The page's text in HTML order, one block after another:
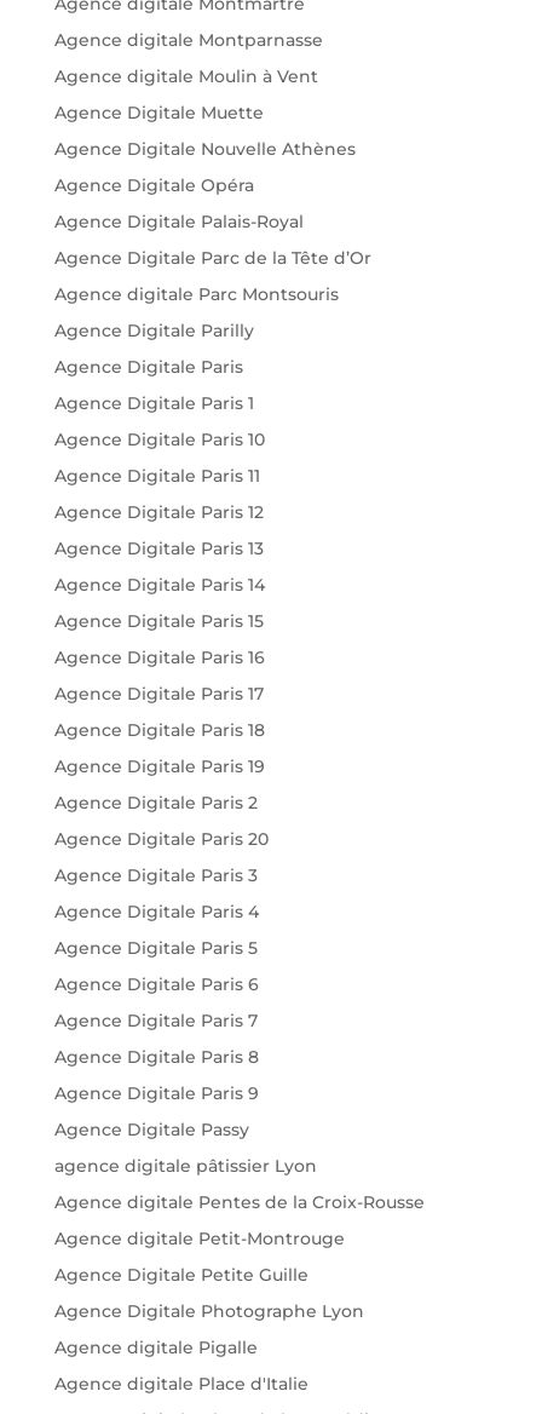
Agence digitale Montparnasse
Agence digitale Moulin à Vent
Agence Digitale Muette
Agence Digitale Nouvelle Athènes
Agence Digitale Opéra
Agence Digitale Palais-Royal
Agence Digitale Parc de la Tête d’Or
Agence digitale Parc Montsouris
Agence Digitale Parilly
Agence Digitale Paris
Agence Digitale Paris 1
Agence Digitale Paris 10
Agence Digitale Paris 11
Agence Digitale Paris 12
Agence Digitale Paris 13
Agence Digitale Paris 14
Agence Digitale Paris 15
Agence Digitale Paris 16
Agence Digitale Paris 17
Agence Digitale Paris 18
Agence Digitale Paris 19
Agence Digitale Paris 2
Agence Digitale Paris 20
Agence Digitale Paris 3
Agence Digitale Paris 4
Agence Digitale Paris 5
Agence Digitale Paris 6
Agence Digitale Paris 7
Agence Digitale Paris 8
Agence Digitale Paris 9
Agence Digitale Passy
agence digitale pâtissier Lyon
Agence digitale Pentes de la Croix-Rousse
Agence digitale Petit-Montrouge
Agence Digitale Petite Guille
Agence Digitale Photographe Lyon
Agence digitale Pigalle
Agence digitale Place d'Italie